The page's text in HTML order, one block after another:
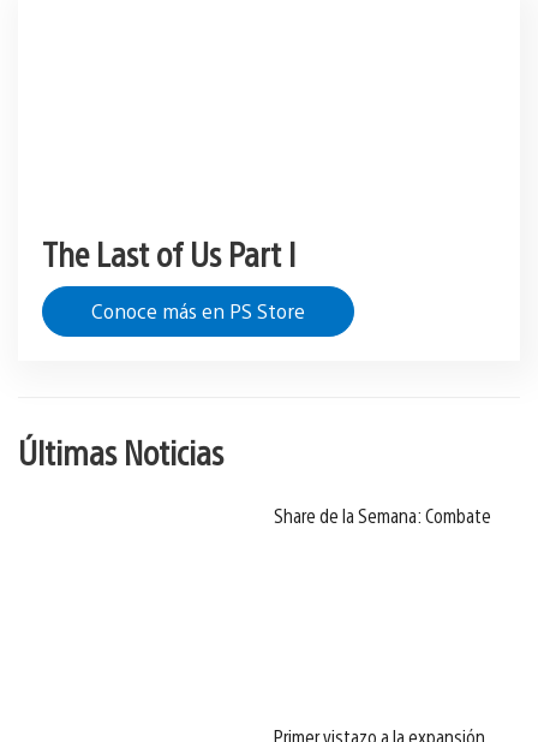
The Last of Us Part I
Conoce más en PS Store
Últimas Noticias
Share de la Semana: Combate
Primer vistazo a la expansión